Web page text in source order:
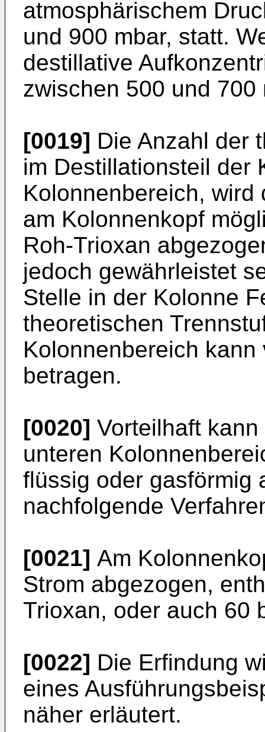
atmosphärischem
und 900 mbar, statt.
destillative
zwischen 500 und
[0019] Die Anzahl der
im Destillationsteil der
Kolonnenbereich,
am Kolonnenkopf
Roh-Trioxan
jedoch gewährleistet
Stelle in der Kolonne
theoretischen
Kolonnenbereich
betragen.
[0020] Vorteilhaft
unteren
flüssig oder gasförmig
nachfolgende
[0021] Am
Strom abgezogen,
Trioxan, oder auch 60
[0022] Die Erfindung
eines
näher erläutert.